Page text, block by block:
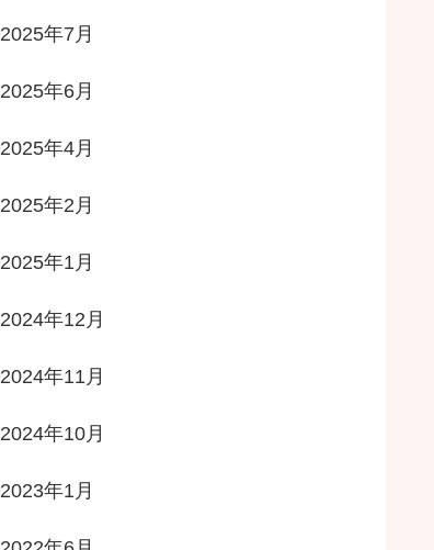
2025年7月
2025年6月
2025年4月
2025年2月
2025年1月
2024年12月
2024年11月
2024年10月
2023年1月